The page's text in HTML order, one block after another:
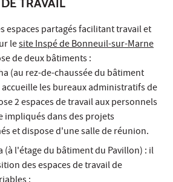
espaces partagés facilitant travail et
lesite Inspé de Bonneuil-sur-Marne
de deux bâtiments :
(au rez-de-chaussée du bâtiment
les bureaux administratifs de
2 espaces de travail aux personnels
impliqués dans des projets
et dispose d'une salle de réunion.
(à l'étage du bâtiment du Pavillon) : il
des espaces de travail de